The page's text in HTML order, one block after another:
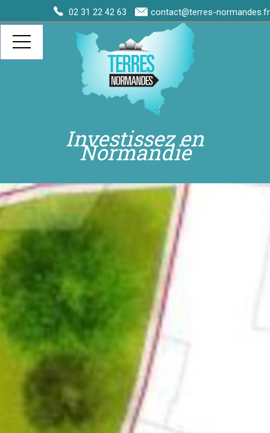
02 31 22 42 63 contact@terres-normandes.fr
Investissez en
Normandie